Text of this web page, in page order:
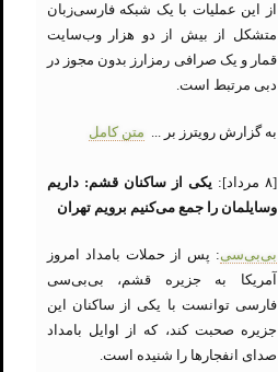
از این عملیات با یک شبکه فارسی‌زبان
متشکل از بیش از دو هزار وب‌سایت‌
قمار و یک صرافی رمزارز بدون مجوز در
دبی مرتبط است.
به گزارش رویترز بر ... متن کامل
[۸ مرداد]:
یکی از ساکنان قشم: داریم
وسایلمان را جمع می‌کنیم برویم تهران
بی‌بی‌سی: پس از حملات بامداد امروز
آمریکا به جزیره قشم، بی‌بی‌سی
فارسی توانست با یکی از ساکنان این
جزیره صحبت کند، که از اوایل بامداد
صدای انفجارها را شنیده است.